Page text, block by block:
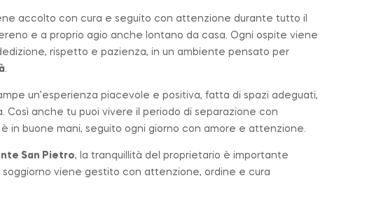
accolto con cura e seguito con attenzione durante tutto il
e a proprio agio anche lontano da casa. Ogni ospite viene
rispetto e pazienza, in un ambiente pensato per
.
un’esperienza piacevole e positiva, fatta di spazi adeguati,
Così anche tu puoi vivere il periodo di separazione con
in buone mani, seguito ogni giorno con amore e attenzione.
San Pietro, la tranquillità del proprietario è importante
soggiorno viene gestito con attenzione, ordine e cura